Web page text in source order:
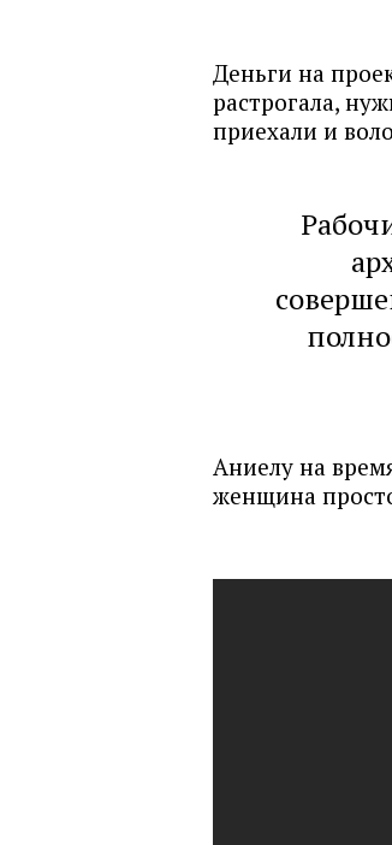
Деньги на
растрогала,
приехали и
Аниелу на
женщина